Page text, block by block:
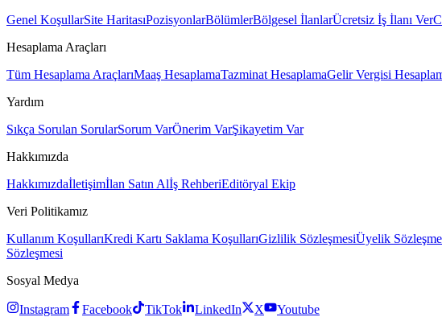
Genel KoşullarSite HaritasıPozisyonlarBölümlerBölgesel İlanlarÜcretsiz İş İlanı Ver
Hesaplama Araçları
Tüm Hesaplama AraçlarıMaaş HesaplamaTazminat HesaplamaGelir Vergisi
Yardım
Sıkça Sorulan SorularSorum VarÖnerim VarŞikayetim Var
Hakkımızda
Hakkımızdaİletişimİlan Satın Alİş RehberiEditöryal Ekip
Veri Politikamız
Kullanım KoşullarıKredi Kartı Saklama KoşullarıGizlilik SözleşmesiÜyelik
Sözleşmesi
Sosyal Medya
Instagram Facebook TikTok LinkedIn X
Youtube